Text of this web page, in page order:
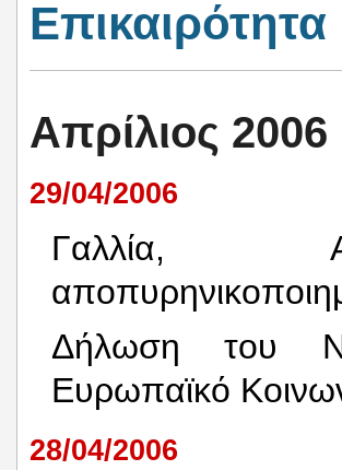
Επικαιρότητα
Απρίλιος 2006
29/04/2006
Γαλλία,
Δήλωση του
Ευρωπαϊκό
28/04/2006